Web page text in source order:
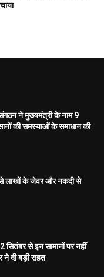
ने मुख्यमंत्री के नाम 9
की समस्याओं के समाधान की
से लाखों के जेवर और नकदी से
से इन सामानों पर नहीं
ने दी बड़ी राहत